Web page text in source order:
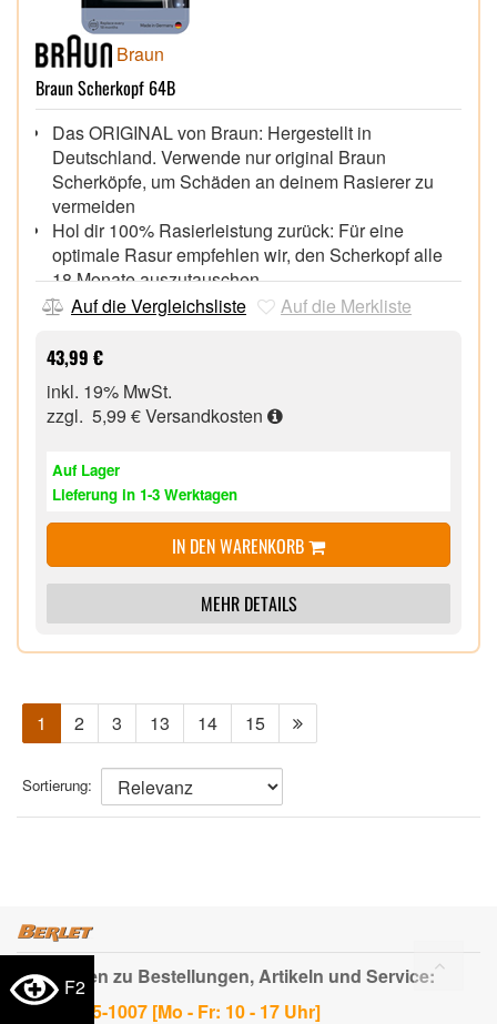
F2
Braun
Braun Scherkopf 64B
Das ORIGINAL von Braun: Hergestellt in
Deutschland. Verwende nur original Braun
Scherköpfe, um Schäden an deinem Rasierer zu
vermeiden
Hol dir 100% Rasierleistung zurück: Für eine
optimale Rasur empfehlen wir, den Scherkopf alle
18 Monate auszutauschen
Angenehm & effizient: Die 3 flexiblen
ContourAdapt-Technologie bequem an die Konturen
deines Gesichts an
Sanft zur Haut: Der schützende SkinGuard
minimiert den Druck auf die Haut, für eine sanfte
Wechsel zum neuesten Series 6 Scherkopf.
Kompatibel mit den Braun Series 6 Rasierern der
Generationen 60, 61 und 62. Einfach mit nur 1 Klick
zu austauschen
Auf die Vergleichsliste Auf die Merkliste
43,99 €
inkl. 19% MwSt.
zzgl. 5,99 €Versandkosten
Auf Lager
Lieferung in 1-3 Werktagen
IN DEN WARENKORB
MEHR DETAILS
1 2 3 13 14 15
Sortierung:
Bei Fragen zu Bestellungen, Artikeln und Service:
02334-955-1007 [Mo - Fr: 10 - 17 Uhr]